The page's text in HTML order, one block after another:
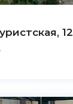
12